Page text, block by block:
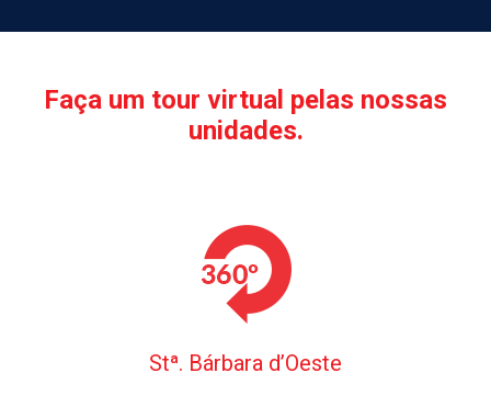
Faça um tour virtual pelas nossas
unidades.
Stª. Bárbara d’Oeste